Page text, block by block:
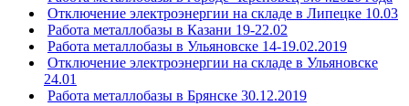
Отключение электроэнергии на складе в Липецке 10.03
Работа металлобазы в Казани 19-22.02
Работа металлобазы в Ульяновске 14-19.02.2019
Отключение электроэнергии на складе в Ульяновске
24.01
Работа металлобазы в Брянске 30.12.2019